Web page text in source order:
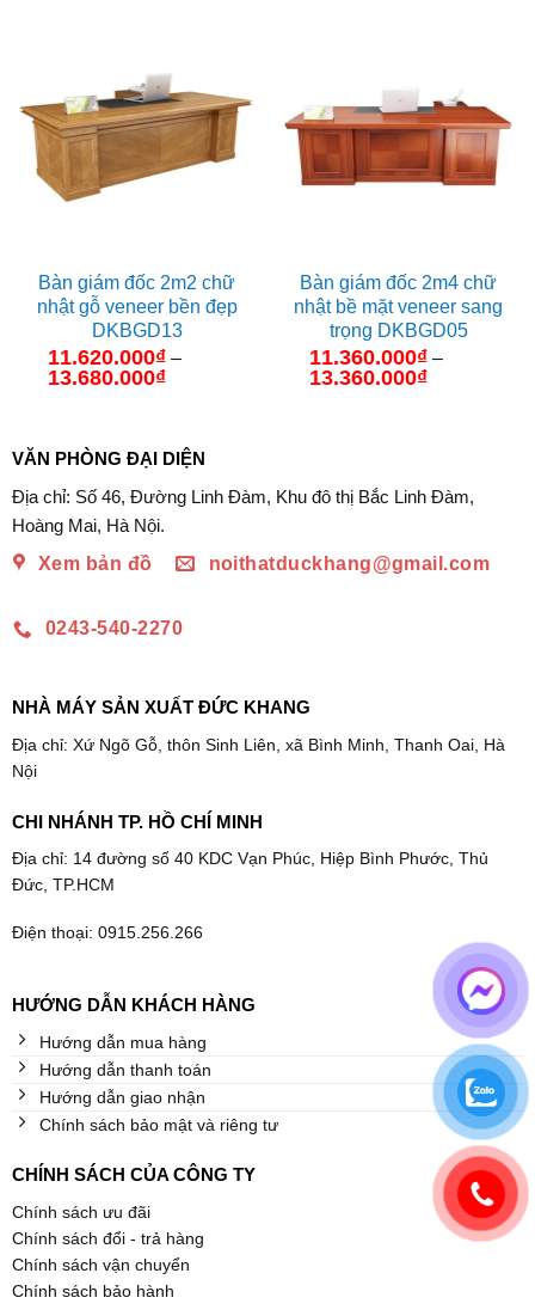
Bàn giám đốc 2m2 chữ
nhật gỗ veneer bền đẹp
DKBGD13
11.620.000₫ –
13.680.000₫Khoảng
đến
13.680.000₫
Bàn giám đốc 2m4 chữ
nhật bề mặt veneer sang
trọng DKBGD05
11.360.000₫ –
13.360.000₫Khoảng
VĂN PHÒNG ĐẠI DIỆN
Địa chỉ: Số 46, Đường Linh Đàm, Khu đô thị Bắc Linh Đàm,
Hoàng Mai, Hà Nội.
Xem bản đồ
noithatduckhang@gmail.com
0243-540-2270
NHÀ MÁY SẢN XUẤT ĐỨC KHANG
Địa chỉ: Xứ Ngõ Gỗ, thôn Sinh Liên, xã Bình Minh, Thanh Oai, Hà
Nội
CHI NHÁNH TP. HỒ CHÍ MINH
Địa chỉ: 14 đường số 40 KDC Vạn Phúc, Hiệp Bình Phước, Thủ
Đức, TP.HCM
Điện thoại: 0915.256.266
HƯỚNG DẪN KHÁCH HÀNG
Hướng dẫn mua hàng
Hướng dẫn thanh toán
Hướng dẫn giao nhận
Chính sách bảo mật và riêng tư
CHÍNH SÁCH CỦA CÔNG TY
Chính sách ưu đãi
Chính sách đổi - trả hàng
Chính sách vận chuyển
Chính sách bảo hành